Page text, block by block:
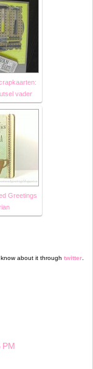
vader
Greetings
about it through twitter
PM